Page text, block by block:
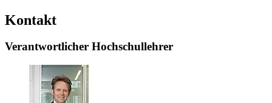
Kontakt
Verantwortlicher Hochschullehrer